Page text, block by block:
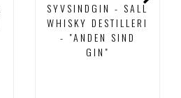
SYVSINDGIN - SALL
WHISKY DESTILLERI
- "ANDEN SIND
GIN"